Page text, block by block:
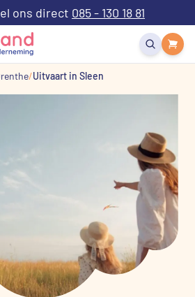
ons direct 085 - 130 18 81
Uitvaart in Sleen